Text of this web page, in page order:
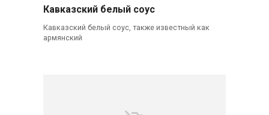
Кавказский белый соус
Кавказский белый соус, также известный как
армянский